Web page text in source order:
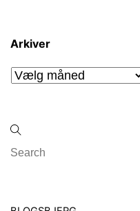
Arkiver
Arkiver